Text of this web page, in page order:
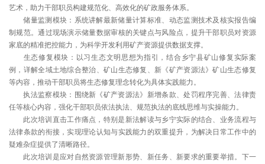
艺术，助力干部职员构建规范化、高效化的矿政服务体系。
储量监测模块：系统讲解最新储量计算标准、动态监测技术及核实报告编
制规范。通过现场演示储量数据审核的关键点与风险点，提升干部职员对资源
家底的精准把控能力，为科学开发利用矿产资源提供数据支撑。
生态修复模块：以习生态文明思想为指引，结合乡宁县矿山修复实际案
例，详解全域土地综合整治、矿山生态修复、新《矿产资源法》矿山生态修复
等内容，推动干部职员将生态修复理念转化为具体实践能力。
执法监察模块：围绕新《矿产资源法》新增条款、处罚程序完善、法律责
任等核心内容，强化干部职员依法执法、规范执法的底线思维与实操能力。
此次培训直击工作痛点，特别是新法解读与乡宁实际的结合、业务流程与
法律条款的衔接，实现理论认知与实践能力的双重提升，为解决日常工作中的
疑难杂症提供了清晰路径。
此次培训是应对自然资源管理新形势、新任务、新要求的重要举措。下一